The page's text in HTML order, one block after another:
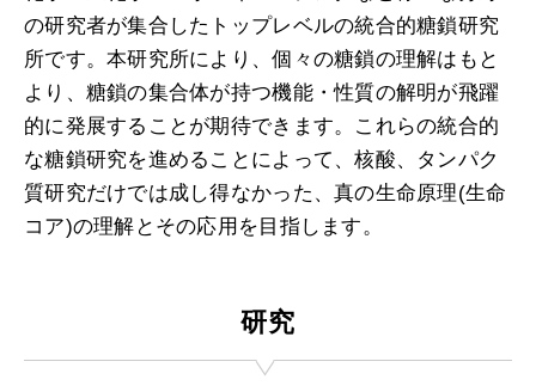
の研究者が集合したトップレベルの統合的糖鎖研究
所です。本研究所により、個々の糖鎖の理解はもと
より、糖鎖の集合体が持つ機能・性質の解明が飛躍
的に発展することが期待できます。これらの統合的
な糖鎖研究を進めることによって、核酸、タンパク
質研究だけでは成し得なかった、真の生命原理(生命
コア)の理解とその応用を目指します。
研究